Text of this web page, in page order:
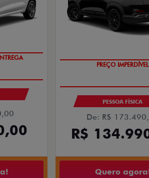
PREÇO IMPERDÍVEL
PESSOA FÍSICA
De: R$
R$
Quero